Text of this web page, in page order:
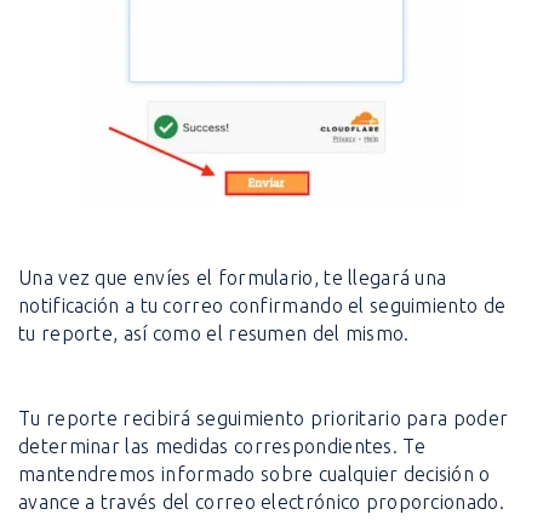
Una vez que envíes el formulario, te llegará una
notificación a tu correo confirmando el seguimiento de
tu reporte, así como el resumen del mismo.
Tu reporte recibirá seguimiento prioritario para poder
determinar las medidas correspondientes. Te
mantendremos informado sobre cualquier decisión o
avance a través del correo electrónico proporcionado.